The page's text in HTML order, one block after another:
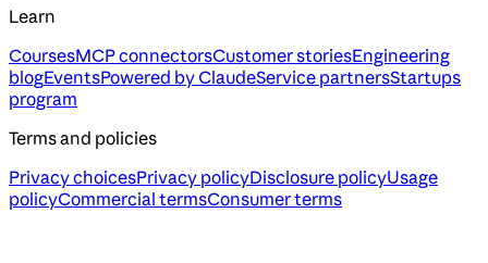
Learn
CoursesMCP connectorsCustomer storiesEngineering
blogEventsPowered by ClaudeService partnersStartups
program
Terms and policies
Privacy choicesPrivacy policyDisclosure policyUsage
policyCommercial termsConsumer terms